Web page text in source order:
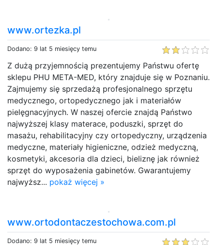
www.ortezka.pl
Dodano: 9 lat 5 miesięcy temu
Z dużą przyjemnością prezentujemy Państwu ofertę
sklepu PHU META-MED, który znajduje się w Poznaniu.
Zajmujemy się sprzedażą profesjonalnego sprzętu
medycznego, ortopedycznego jak i materiałów
pielęgnacyjnych. W naszej ofercie znajdą Państwo
najwyższej klasy materace, poduszki, sprzęt do
masażu, rehabilitacyjny czy ortopedyczny, urządzenia
medyczne, materiały higieniczne, odzież medyczną,
kosmetyki, akcesoria dla dzieci, bieliznę jak również
sprzęt do wyposażenia gabinetów. Gwarantujemy
najwyższ... pokaż więcej »
www.ortodontaczestochowa.com.pl
Dodano: 9 lat 5 miesięcy temu